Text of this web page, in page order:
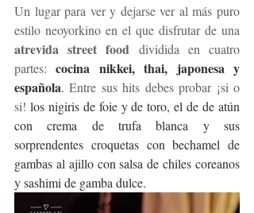
Un lugar para ver y dejarse ver al más puro
atrevida street food dividida en cuatro
partes: cocina nikkei, thai, japonesa y
española. Entre sus hits debes probar ¡si o
si! los nigiris de foie y de toro, el de de atún
con crema de trufa blanca y sus
sorprendentes croquetas con bechamel de
gambas al ajillo con salsa de chiles coreanos
y sashimi de gamba dulce.